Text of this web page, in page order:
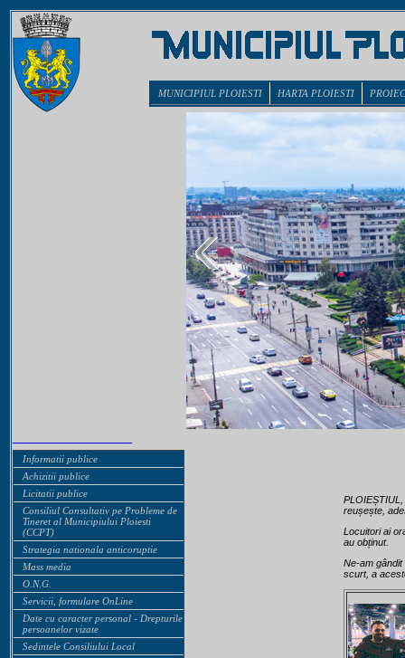
MUNICIPIUL PLOIESTI HARTA PLOIESTI
Informatii publice
Achizitii publice
Licitatii publice
Consiliul Consultativ pe Probleme de
Tineret al Municipiului Ploiesti
(CCPT)
Strategia nationala anticoruptie
Mass media
O.N.G.
Servicii, formulare OnLine
Date cu caracter personal - Drepturile
persoanelor vizate
Sedintele Consiliului Local
reușește,
Locuitori ai
au obținut.
Ne-am
scurt, a